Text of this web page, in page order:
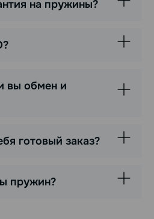
на пружины?
вы обмен и
готовый заказ?
пружин?